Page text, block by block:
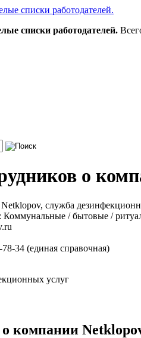
списки работодателей.
о
Netklopov, служба
Коммунальные / бытовые /
34 (единая справочная)
услуг
компании